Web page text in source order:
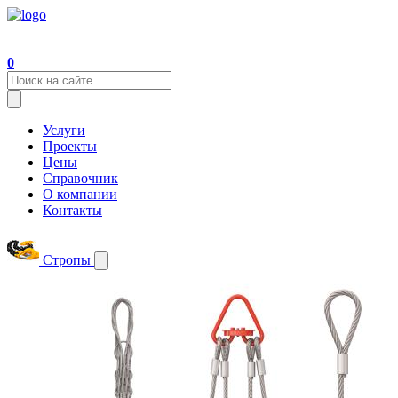
0
Услуги
Проекты
Цены
Справочник
О компании
Контакты
Стропы